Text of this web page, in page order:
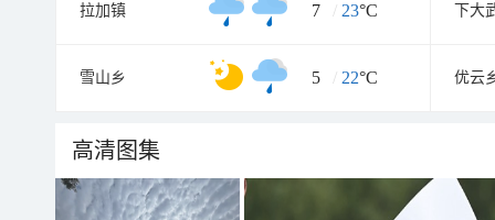
拉加镇 7 / 23°C 下大
雪山乡 5 / 22°C 优云
高清图集